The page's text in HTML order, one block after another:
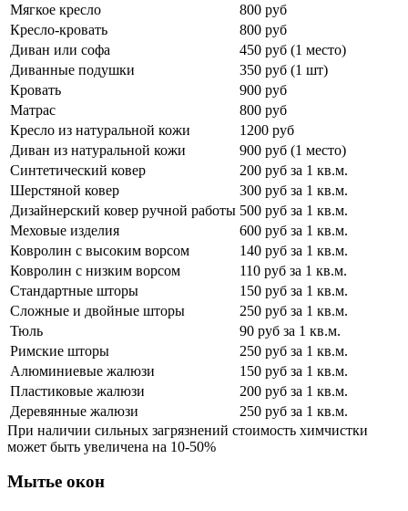
Мягкое кресло
800 руб
Кресло-кровать
800 руб
Диван или софа
450 руб (1 место)
Диванные подушки
350 руб (1 шт)
Кровать
900 руб
Матрас
800 руб
Кресло из натуральной кожи
1200 руб
Диван из натуральной кожи
900 руб (1 место)
Синтетический ковер
200 руб за 1 кв.м.
Шерстяной ковер
300 руб за 1 кв.м.
Дизайнерский ковер ручной работы 500 руб за 1 кв.м.
Меховые изделия
600 руб за 1 кв.м.
Ковролин с высоким ворсом
140 руб за 1 кв.м.
Ковролин с низким ворсом
110 руб за 1 кв.м.
Стандартные шторы
150 руб за 1 кв.м.
Сложные и двойные шторы
250 руб за 1 кв.м.
Тюль
90 руб за 1 кв.м.
Римские шторы
250 руб за 1 кв.м.
Алюминиевые жалюзи
150 руб за 1 кв.м.
Пластиковые жалюзи
200 руб за 1 кв.м.
Деревянные жалюзи
250 руб за 1 кв.м.
При наличии сильных загрязнений стоимость химчистки
может быть увеличена на 10-50%
Мытье окон